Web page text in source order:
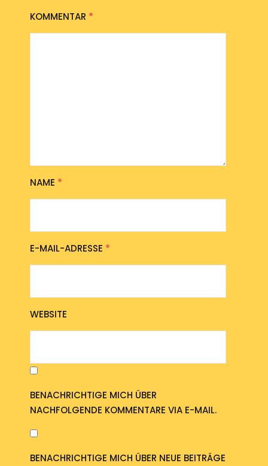
KOMMENTAR *
NAME *
E-MAIL-ADRESSE *
WEBSITE
BENACHRICHTIGE MICH ÜBER
NACHFOLGENDE KOMMENTARE VIA E-MAIL.
BENACHRICHTIGE MICH ÜBER NEUE BEITRÄGE